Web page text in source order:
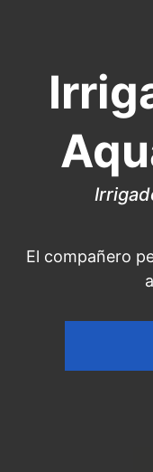
El compañero